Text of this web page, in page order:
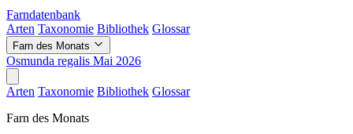
Farndatenbank
Arten Taxonomie Bibliothek Glossar
Farn des Monats
Osmunda regalis Mai 2026
Arten Taxonomie Bibliothek Glossar
Farn des Monats